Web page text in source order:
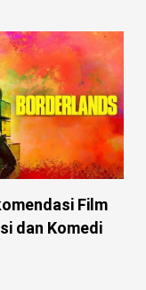
Film
dan Komedi